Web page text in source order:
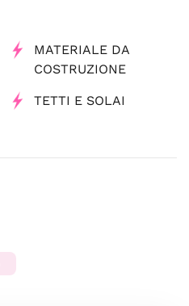
MATERIALE DA
COSTRUZIONE
TETTI E SOLAI